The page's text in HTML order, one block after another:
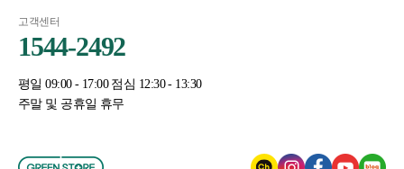
고객센터
1544-2492
평일 09:00 - 17:00 점심 12:30 - 13:30
주말 및 공휴일 휴무